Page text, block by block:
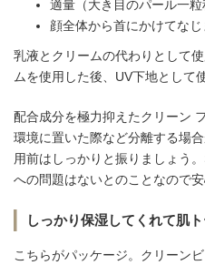
適量（大き目のパール一粒
顔全体から首にかけてなじ
乳液とクリームの代わりとして
ムを使用した後、UV下地として
配合成分を極力抑えたクリーン
環境に置いた際など分離する場
用前はしっかりと振りましょう
への問題はないとのことなので安
しっかり保湿してくれて肌
こちらがパッケージ。クリーン